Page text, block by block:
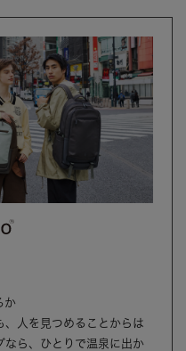
か
、人を見つめることからは
なら、ひとりで温泉に出か